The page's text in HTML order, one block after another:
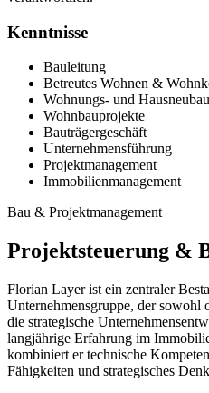
Kenntnisse
Bauleitung
Betreutes Wohnen &
Wohnungs- und Hausneubau
Wohnbauprojekte
Bauträgergeschäft
Unternehmensführung
Projektmanagement
Immobilienmanagement
Bau & Projektmanagement
Projektsteuerung &
Florian Layer ist ein zentraler
Unternehmensgruppe, der sowohl
die strategische
langjährige Erfahrung im
kombiniert er technische
Fähigkeiten und strategisches